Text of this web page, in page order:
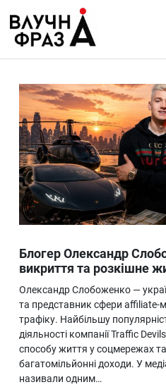
содержимому
Гроші
Життя
Лайфстайл
ТехноНаука
Людина
Ukraine
Про нас
Блогер Олександр
викриття та розкішне
Олександр Слобоженко —
та представник сфери affiliate-
трафіку. Найбільшу
діяльності компанії Traffic
способу життя у соцмережах
багатомільйонні доходи. У
називали одним…